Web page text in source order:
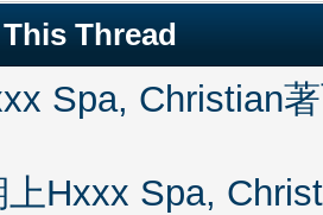
Thread
Spa, Christian
Hxxx Spa,